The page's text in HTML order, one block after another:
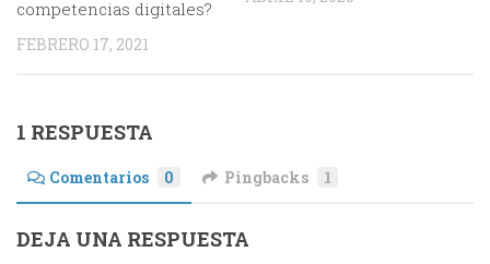
competencias digitales?
FEBRERO 17, 2021
1 RESPUESTA
Comentarios 0 Pingbacks 1
DEJA UNA RESPUESTA